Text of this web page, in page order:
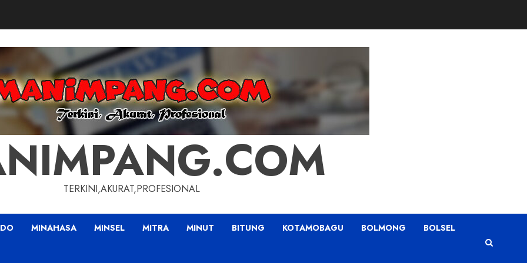
TERKINI,AKURAT,PROFESIONAL
MINAHASA MINSEL MITRA MINUT BITUNG KOTAMOBAGU BOLMONG BOLSEL